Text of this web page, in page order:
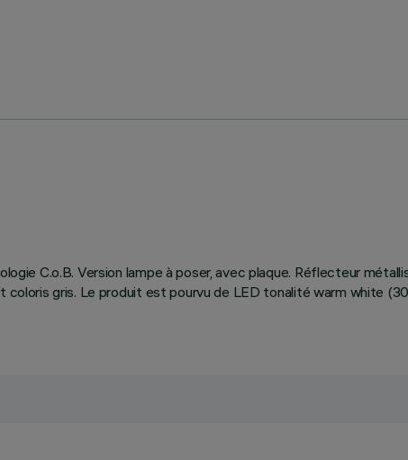
C.o.B. Version lampe à poser, avec plaque. Réflecteur
coloris gris. Le produit est pourvu de LED tonalité warm white